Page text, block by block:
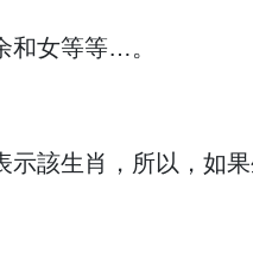
和女等等…。
該生肖，所以，如